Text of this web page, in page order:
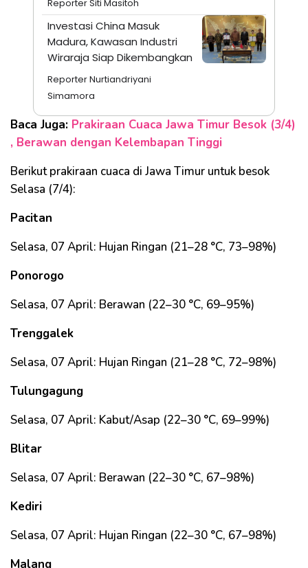
Reporter Siti Masitoh
Investasi China Masuk
Madura, Kawasan Industri
Wiraraja Siap Dikembangkan
Reporter Nurtiandriyani
Simamora
Baca Juga: Prakiraan Cuaca Jawa Timur Besok (3/4)
, Berawan dengan Kelembapan Tinggi
Berikut prakiraan cuaca di Jawa Timur untuk besok
Selasa (7/4):
Pacitan
Selasa, 07 April: Hujan Ringan (21–28 °C, 73–98%)
Ponorogo
Selasa, 07 April: Berawan (22–30 °C, 69–95%)
Trenggalek
Selasa, 07 April: Hujan Ringan (21–28 °C, 72–98%)
Tulungagung
Selasa, 07 April: Kabut/Asap (22–30 °C, 69–99%)
Blitar
Selasa, 07 April: Berawan (22–30 °C, 67–98%)
Kediri
Selasa, 07 April: Hujan Ringan (22–30 °C, 67–98%)
Malang